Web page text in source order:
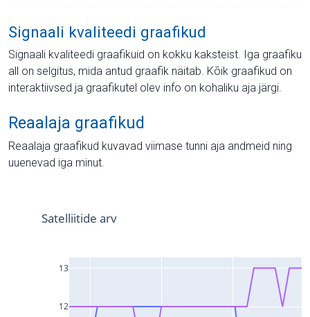
Signaali kvaliteedi graafikud
Signaali kvaliteedi graafikuid on kokku kaksteist. Iga graafiku
all on selgitus, mida antud graafik näitab. Kõik graafikud on
interaktiivsed ja graafikutel olev info on kohaliku aja järgi.
Reaalaja graafikud
Reaalaja graafikud kuvavad viimase tunni aja andmeid ning
uuenevad iga minut.